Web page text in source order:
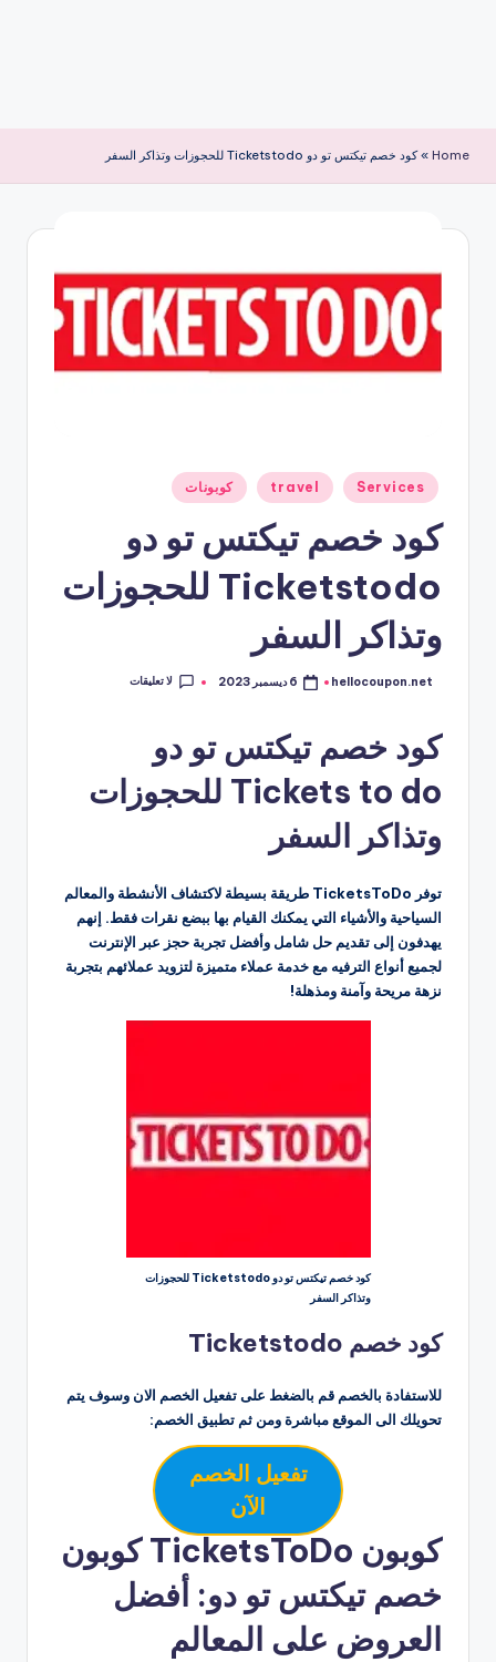
Home
»كود خصم تيكتس تو دو Ticketstodo للحجوزات وتذاكر السفر
نُشر
في
Services
travel كوبونات
كود خصم تيكتس تو دو
Ticketstodo للحجوزات
وتذاكر السفر
تمّ
hellocoupon.net 6 ديسمبر 2023 لا تعليقات
كود خصم تيكتس تو دو
Tickets to do للحجوزات
وتذاكر السفر
توفر TicketsToDo طريقة بسيطة لاكتشاف الأنشطة والمعالم
السياحية والأشياء التي يمكنك القيام بها ببضع نقرات فقط. إنهم
يهدفون إلى تقديم حل شامل وأفضل تجربة حجز عبر الإنترنت
لجميع أنواع الترفيه مع خدمة عملاء متميزة لتزويد عملائهم بتجربة
نزهة مريحة وآمنة ومذهلة!
كود خصم تيكتس تو دو Ticketstodo للحجوزات
وتذاكر السفر
كود خصم Ticketstodo
للاستفادة بالخصم قم بالضغط على تفعيل الخصم الان وسوف يتم
تحويلك الى الموقع مباشرة ومن ثم تطبيق الخصم:
تفعيل الخصم
الآن
كوبون TicketsToDo كوبون
خصم تيكتس تو دو: أفضل
العروض على المعالم